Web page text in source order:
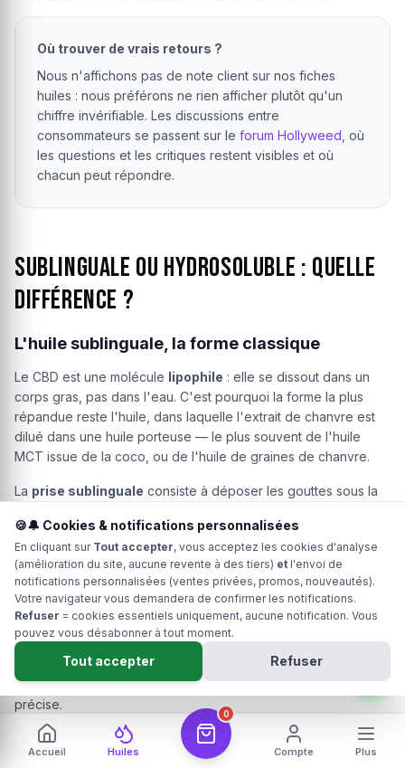
Où trouver de vrais retours ?
Nous n'affichons pas de note client sur nos fiches
huiles : nous préférons ne rien afficher plutôt qu'un
chiffre invérifiable. Les discussions entre
consommateurs se passent sur le forum Hollyweed , où
les questions et les critiques restent visibles et où
chacun peut répondre.
Sublinguale ou hydrosoluble : quelle
différence ?
L'huile sublinguale, la forme classique
Le CBD est une molécule lipophile : elle se dissout dans un
corps gras, pas dans l'eau. C'est pourquoi la forme la plus
répandue reste l'huile, dans laquelle l'extrait de chanvre est
dilué dans une huile porteuse — le plus souvent de l'huile
MCT issue de la coco, ou de l'huile de graines de chanvre.
La prise sublinguale consiste à déposer les gouttes sous la
d'avaler, de façon à profiter du contact avec la muqueuse
plutôt que de passer directement par la voie digestive. Le
flacon compte-gouttes avec pipette graduée permet de
fractionner le contenu très finement.
Côté praticité : rien à préparer, un flacon se transporte, mais le
goût de chanvre peut être prononcé, surtout sur les huiles full
spectrum. Certains producteurs proposent des versions
aromatisées, à la menthe ou au citron, pour cette raison
précise.
L'hydrosoluble, une forme à mélanger
Accueil Huiles
0
Compte Plus
🍪🔔 Cookies & notifications personnalisées
En cliquant sur Tout accepter, vous acceptez les cookies d'analyse
(amélioration du site, aucune revente à des tiers) et l'envoi de
notifications personnalisées (ventes privées, promos, nouveautés).
Votre navigateur vous demandera de confirmer les notifications.
Refuser = cookies essentiels uniquement, aucune notification. Vous
pouvez vous désabonner à tout moment.
Tout accepter Refuser